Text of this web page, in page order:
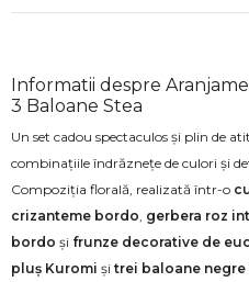
Informatii despre
3 Baloane Stea
Un set cadou spectaculos și plin de
combinațiile îndrăznețe de culori și
Compoziția florală, realizată într-o
crizanteme bordo, gerbera roz
bordo și frunze decorative de
pluș Kuromi și trei baloane negre